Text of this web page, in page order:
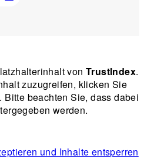
von TrustIndex.
zuzugreifen, klicken Sie
beachten Sie, dass dabei
werden.
und Inhalte entsperren